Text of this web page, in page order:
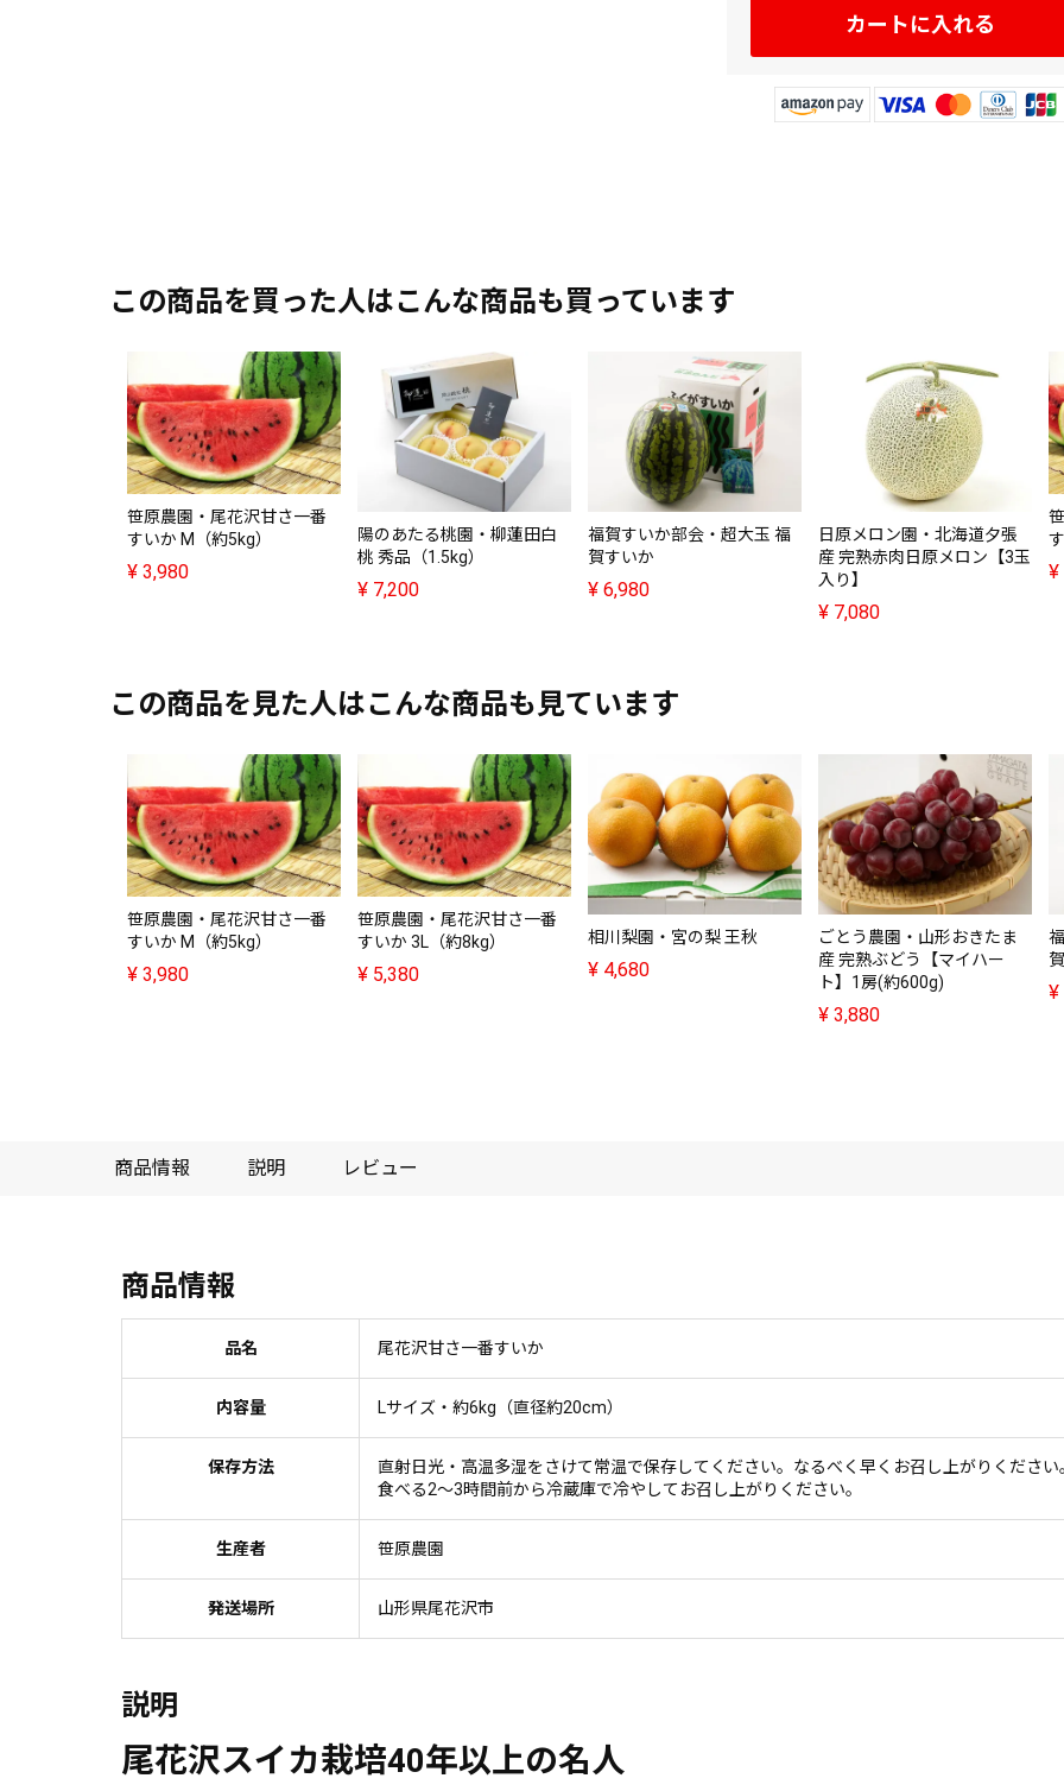
カートに入れる
この商品を買った人はこんな商品も買っています
笹原農園・尾花沢甘さ一番
すいか M（約5kg）
¥ 3,980
陽のあたる桃園・柳蓮田白
桃 秀品（1.5kg）
¥ 7,200
福賀すいか部会・超大玉 福
賀すいか
¥ 6,980
日原メロン園・北海道夕張
産 完熟赤肉日原メロン【3玉
入り】
¥ 7,080
¥
この商品を見た人はこんな商品も見ています
笹原農園・尾花沢甘さ一番
すいか M（約5kg）
¥ 3,980
笹原農園・尾花沢甘さ一番
すいか 3L（約8kg）
¥ 5,380
相川梨園・宮の梨 王秋
¥ 4,680
ごとう農園・山形おきたま
産 完熟ぶどう【マイハー
ト】1房(約600g)
¥ 3,880
¥
商品情報 説明 レビュー
商品情報
品名 尾花沢甘さ一番すいか
内容量 Lサイズ・約6kg（直径約20cm）
保存方法
直射日光・高温多湿をさけて常温で保存してください。なるべく早くお召し上がりください
食べる2～3時間前から冷蔵庫で冷やしてお召し上がりください。
生産者 笹原農園
発送場所 山形県尾花沢市
説明
尾花沢スイカ栽培40年以上の名人